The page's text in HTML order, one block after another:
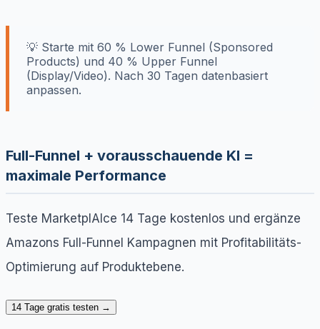
💡 Starte mit 60 % Lower Funnel (Sponsored
Products) und 40 % Upper Funnel
(Display/Video). Nach 30 Tagen datenbasiert
anpassen.
Full-Funnel + vorausschauende KI =
maximale Performance
Teste MarketplAIce 14 Tage kostenlos und ergänze
Amazons Full-Funnel Kampagnen mit Profitabilitäts-
Optimierung auf Produktebene.
14 Tage gratis testen →